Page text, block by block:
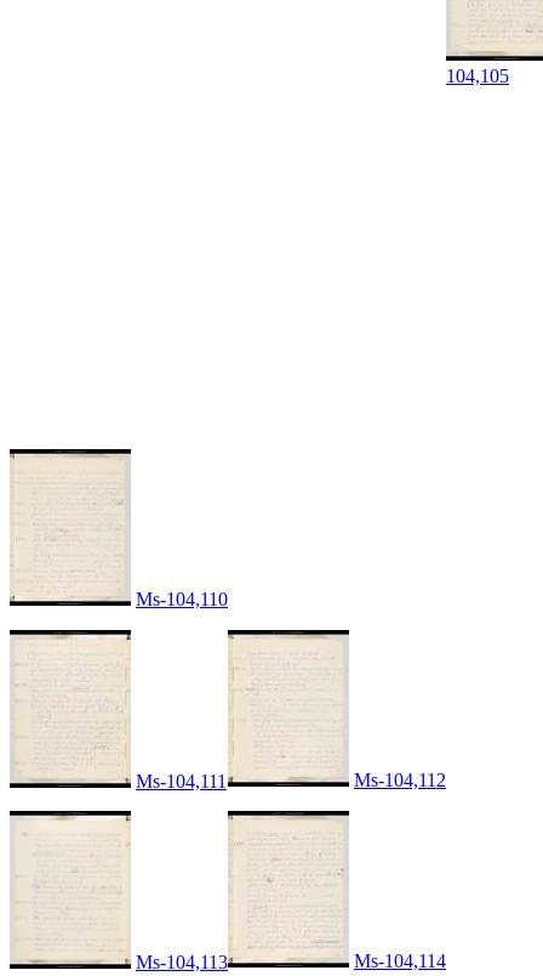
104,105
Ms-104,110
Ms-104,111 Ms-104,112
Ms-104,113 Ms-104,114